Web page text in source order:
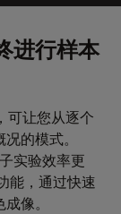
进行样本
可让您从逐个
的模式。
实验效率更
能，通过快速
像。